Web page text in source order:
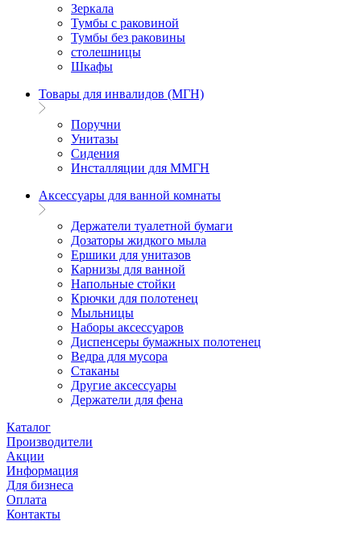
Зеркала
Тумбы с раковиной
Тумбы без раковины
столешницы
Шкафы
Товары для инвалидов (МГН)
Поручни
Унитазы
Сидения
Инсталляции для ММГН
Аксессуары для ванной комнаты
Держатели туалетной бумаги
Дозаторы жидкого мыла
Ершики для унитазов
Карнизы для ванной
Напольные стойки
Крючки для полотенец
Мыльницы
Наборы аксессуаров
Диспенсеры бумажных полотенец
Ведра для мусора
Стаканы
Другие аксессуары
Держатели для фена
Каталог
Производители
Акции
Информация
Для бизнеса
Оплата
Контакты